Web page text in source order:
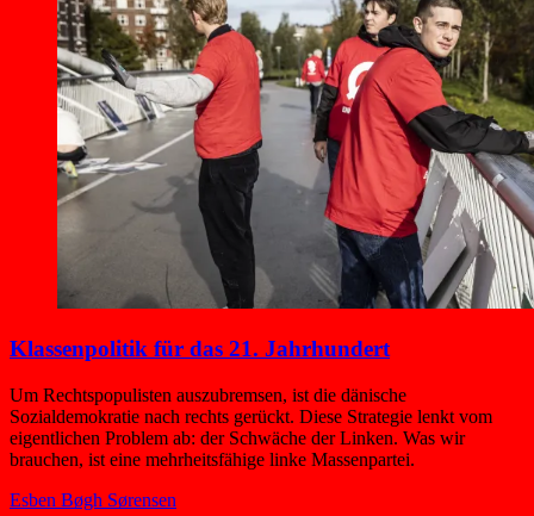
Klassenpolitik für das 21. Jahrhundert
Um Rechtspopulisten auszubremsen, ist die dänische
Sozialdemokratie nach rechts gerückt. Diese Strategie lenkt vom
eigentlichen Problem ab: der Schwäche der Linken. Was wir
brauchen, ist eine mehrheitsfähige linke Massenpartei.
Esben Bøgh Sørensen